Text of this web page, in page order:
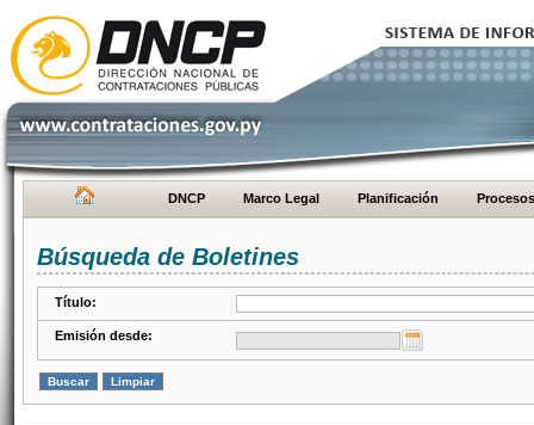
DNCP Marco Legal Planificación Procesos
Búsqueda de Boletines
Título:
Emisión desde: